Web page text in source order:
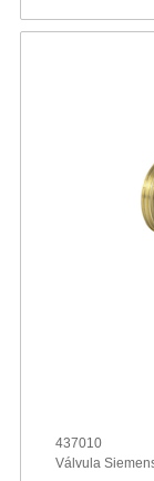
437010
Válvula